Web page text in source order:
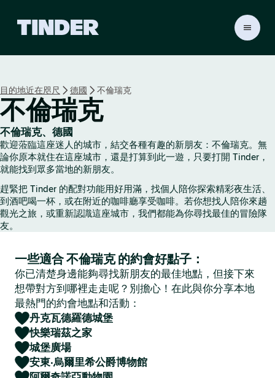
r
首
頁
目的地近在咫尺 德國 不倫瑞克
不倫瑞克
不倫瑞克、德國
歡迎蒞臨這座迷人的城市，結交各種有趣的新朋友：不倫瑞克。無
論你原本就住在這座城市，還是打算到此一遊，只要打開 Tinder，
就能找到眾多當地的新朋友。
趕緊把 Tinder 的配對功能用好用滿，找個人陪你探索精彩夜生活、
到酒吧喝一杯，或在附近的咖啡廳享受咖啡。若你想找人陪你來趟
觀光之旅，或重新認識這座城市，我們都能為你尋找最佳的冒險隊
友。
一些適合 不倫瑞克 的約會好點子：
你已清楚身邊能夠尋找新朋友的最佳地點，但接下來
想帶對方到哪裡走走呢？別擔心！在此與你分享本地
最熱門的約會地點和活動：
丹克瓦德羅德城堡
快樂瑞茲之家
城堡廣場
安東·烏爾里希公爵博物館